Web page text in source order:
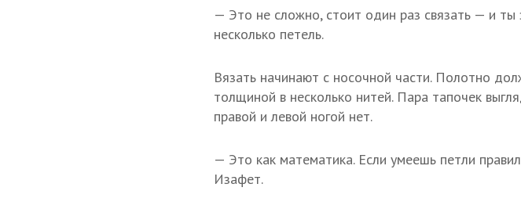
— Это не сложно, стоит один раз связать — и
несколько петель.
Вязать начинают с носочной части. Полотно
толщиной в несколько нитей. Пара тапочек
правой и левой ногой нет.
— Это как математика. Если умеешь петли
Изафет.